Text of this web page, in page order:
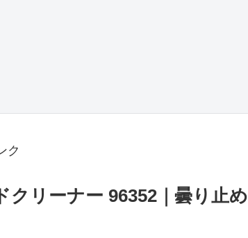
ク
クリーナー 96352｜曇り止め